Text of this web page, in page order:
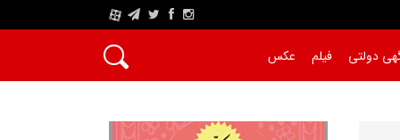
A
دولتی فیلم عکس